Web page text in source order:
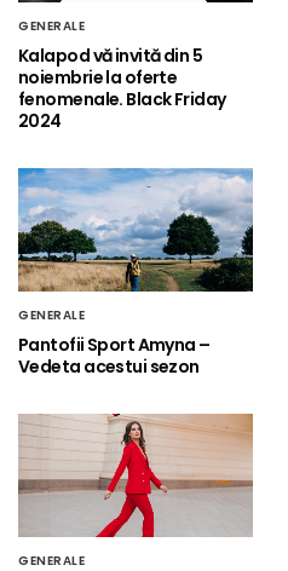
GENERALE
Kalapod vă invită din 5
noiembrie la oferte
fenomenale. Black Friday
2024
GENERALE
Pantofii Sport Amyna –
Vedeta acestui sezon
GENERALE